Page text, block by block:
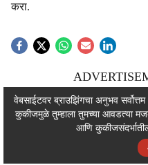
करा.
वेबसाईटवर ब्राउझिंगचा अनुभव
कुकीजमुळे तुम्हाला तुमच्या आवडत्या
आणि